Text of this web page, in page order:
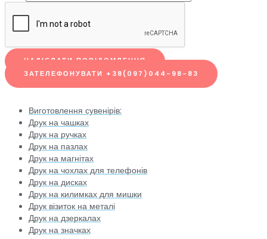
НАДІСЛАТИ ПОВІДОМЛЕННЯ
ЗАТЕЛЕФОНУВАТИ +38(097)044-98-83
Виготовлення сувенірів:
Друк на чашках
Друк на ручках
Друк на пазлах
Друк на магнітах
Друк на чохлах для телефонів
Друк на дисках
Друк на килимках для мишки
Друк візиток на металі
Друк на дзеркалах
Друк на значках